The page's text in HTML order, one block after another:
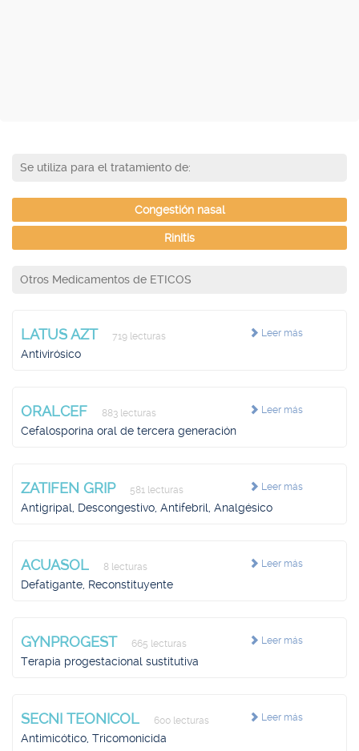
Se utiliza para el tratamiento de:
Congestión nasal
Rinitis
Otros Medicamentos de ETICOS
Leer más
LATUS AZT 719 lecturas
Antivirósico
Leer más
ORALCEF 883 lecturas
Cefalosporina oral de tercera generación
Leer más
ZATIFEN GRIP 581 lecturas
Antigripal, Descongestivo, Antifebril, Analgésico
Leer más
ACUASOL 8 lecturas
Defatigante, Reconstituyente
Leer más
GYNPROGEST 665 lecturas
Terapia progestacional sustitutiva
Leer más
SECNI TEONICOL 600 lecturas
Antimicótico, Tricomonicida